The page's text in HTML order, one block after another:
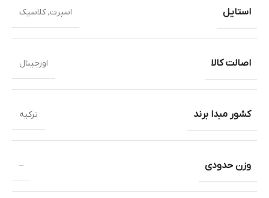
استایل اسپرت,کلاسیک
اصالت کالا اورجینال
کشور مبدا برند ترکیه
وزن حدودی –